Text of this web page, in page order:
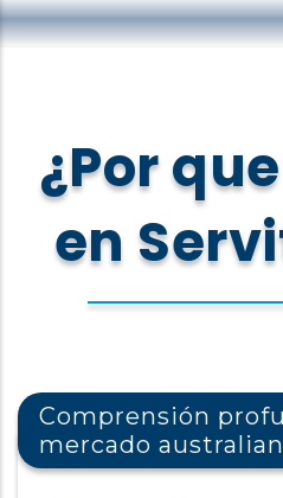
¿Por
en
Comprensión
mercado